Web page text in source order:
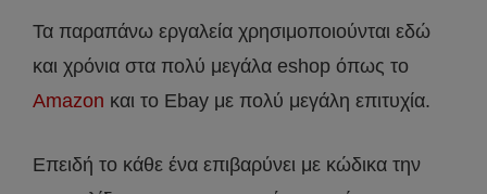
Τα παραπάνω εργαλεία χρησιμοποιούνται εδώ
και χρόνια στα πολύ μεγάλα eshop όπως το
Amazon και το Ebay με πολύ μεγάλη επιτυχία.
Επειδή το κάθε ένα επιβαρύνει με κώδικα την